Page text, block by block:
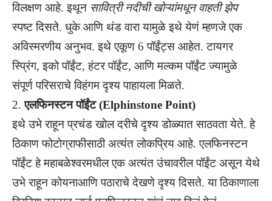
विलक्षण आहे. इथून सावित्री नदीची खोऱ्यांमधून वाहती झेप
स्पष्ट दिसते. धुके आणि थंड वारा यामुळे इथे येणं म्हणजे एक
अविस्मरणीय अनुभव. इथे एकूण 6 पॉईंट्स आहेत. टायगर
स्प्रिंग, इको पॉईंट, हंटर पॉईंट, आणि मल्कम पॉईंट ज्यामुळे
संपूर्ण परिसराचे विहंगम दृश्य पाहायला मिळते.
2.एलफिनस्टन पॉईंट (Elphinstone Point)
इथे उभे राहून प्रचंड खोल दरीचे दृश्य डोळ्यात साठवता येते. हे
ठिकाण फोटोग्राफीसाठी अत्यंत लोकप्रिय आहे. एलफिनस्टन
पॉईंट हे महाबळेश्वरमधील एक अत्यंत उंचावरील पॉईंट असून येथे
उभे राहून कोयनाआणि पठाराचे देखणे दृश्य दिसते. या ठिकाणाला